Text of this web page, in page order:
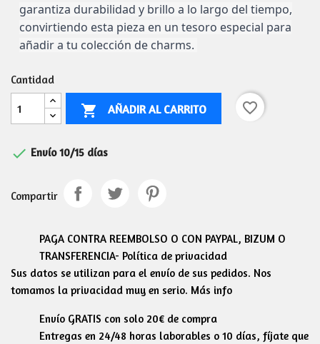
garantiza durabilidad y brillo a lo largo del tiempo,
convirtiendo esta pieza en un tesoro especial para
añadir a tu colección de charms.
Cantidad
 AÑADIR AL CARRITO favorite_border
 Envío 10/15 días
Compartir
PAGA CONTRA REEMBOLSO O CON PAYPAL, BIZUM O
TRANSFERENCIA- Política de privacidad
Sus datos se utilizan para el envío de sus pedidos. Nos
tomamos la privacidad muy en serio. Más info
Envío GRATIS con solo 20€ de compra
Entregas en 24/48 horas laborables o 10 días, fíjate que